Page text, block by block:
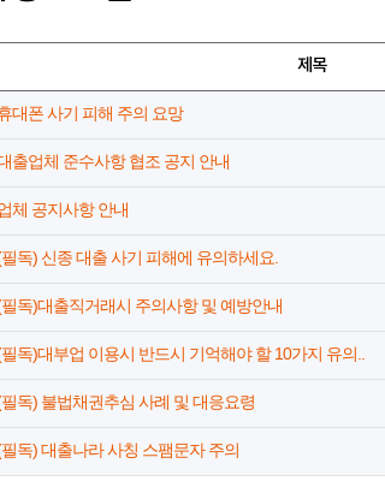
제목
대폰 사기 피해 주의 요망
대출업체 준수사항 협조 공지 안내
체 공지사항 안내
독) 신종 대출 사기 피해에 유의하세요.
독)대출직거래시 주의사항 및 예방안내
독)대부업 이용시 반드시 기억해야 할 10가지 유의..
독) 불법채권추심 사례 및 대응요령
독) 대출나라 사칭 스팸문자 주의